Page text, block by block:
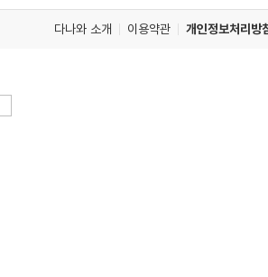
다나와 소개 이용약관 개인정보처리방